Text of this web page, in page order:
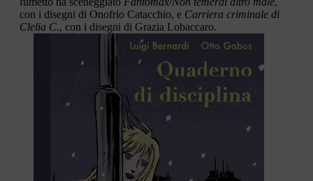
con i disegni di Onofrio Catacchio, e Carriera criminale di
Clelia C., con i disegni di Grazia Lobaccaro.